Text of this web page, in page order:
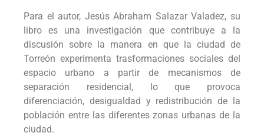
Para el autor, Jesús Abraham Salazar Valadez, su
libro es una investigación que contribuye a la
discusión sobre la manera en que la ciudad de
Torreón experimenta trasformaciones sociales del
espacio urbano a partir de mecanismos de
separación residencial, lo que provoca
diferenciación, desigualdad y redistribución de la
población entre las diferentes zonas urbanas de la
ciudad.